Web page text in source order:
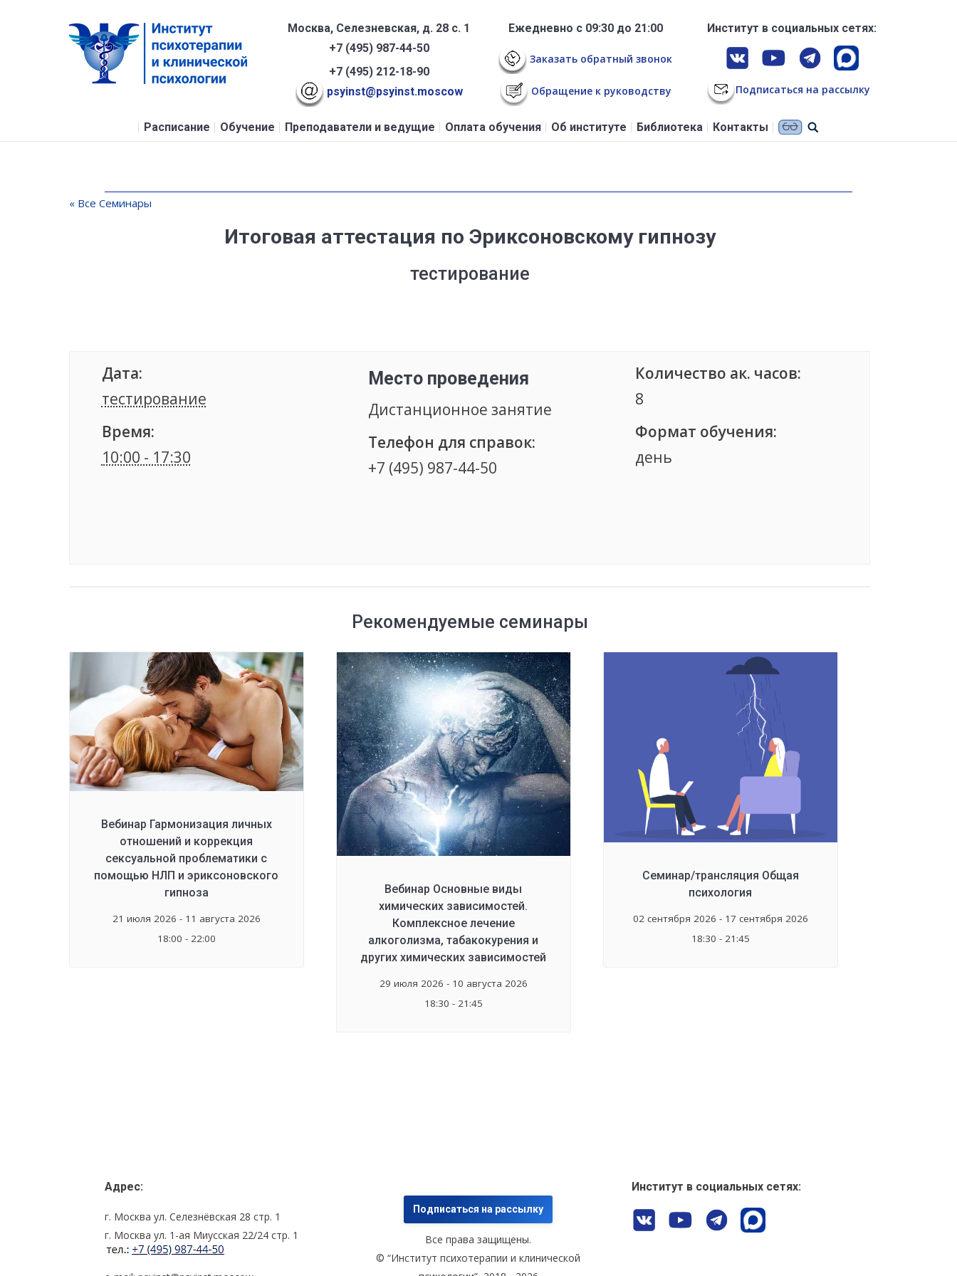
Москва, Селезневская, д. 28 с. 1
+7 (495) 987-44-50
+7 (495) 212-18-90
psyinst@psyinst.moscow
Ежедневно с 09:30 до 21:00
Заказать обратный звонок
Обращение к руководству
Институт в социальных сетях:
Подписаться на рассылку
Расписание Обучение Преподаватели и ведущие Оплата обучения Об институте Библиотека Контакты
« Все Семинары
Итоговая аттестация по Эриксоновскому гипнозу
тестирование
Дата:
тестирование
Время:
10:00 - 17:30
Место проведения
Дистанционное занятие
Телефон для справок:
+7 (495) 987-44-50
Количество ак. часов:
8
Формат обучения:
день
Рекомендуемые семинары
Вебинар Гармонизация личных
отношений и коррекция
сексуальной проблематики с
помощью НЛП и эриксоновского
гипноза
21 июля 2026 - 11 августа 2026
18:00 - 22:00
Вебинар Основные виды
химических зависимостей.
Комплексное лечение
алкоголизма, табакокурения и
других химических зависимостей
29 июля 2026 - 10 августа 2026
18:30 - 21:45
Семинар/трансляция Общая
психология
02 сентября 2026 - 17 сентября 2026
18:30 - 21:45
Адрес:
г. Москва ул. Селезнёвская 28 стр. 1
г. Москва ул. 1-ая Миусская 22/24 стр. 1
Подписаться на рассылку
Все права защищены.
© “Институт психотерапии и клинической
Институт в социальных сетях: